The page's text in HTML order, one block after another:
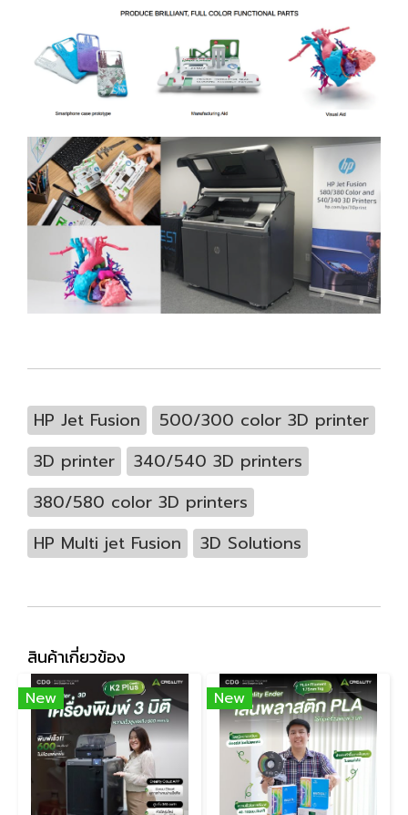
HP Jet Fusion
500/300 color 3D printer
3D printer
340/540 3D printers
380/580 color 3D printers
HP Multi jet Fusion
3D Solutions
สินค้าเกี่ยวข้อง
New New